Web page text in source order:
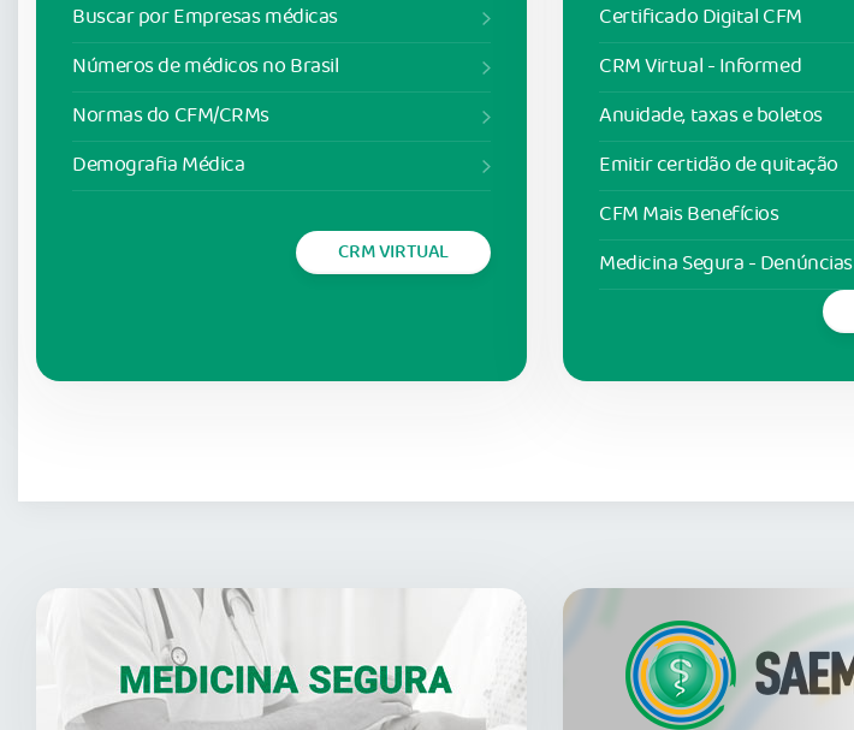
Buscar por Empresas médicas
Números de médicos no Brasil
Normas do CFM/CRMs
Demografia Médica
CRM VIRTUAL
Certificado Digital CFM
CRM Virtual - Informed
Anuidade, taxas e boletos
Emitir certidão de quitação
CFM Mais Benefícios
Medicina Segura - Denúncias